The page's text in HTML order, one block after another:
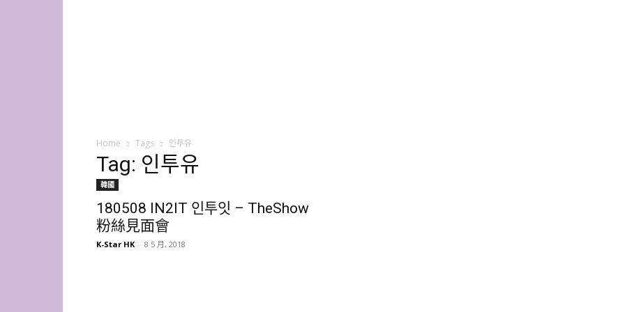
Home Tags 인투유
Tag: 인투유
韓國
180508 IN2IT 인투잇 – TheShow
粉絲見面會
K-Star HK - 8 5 月, 2018